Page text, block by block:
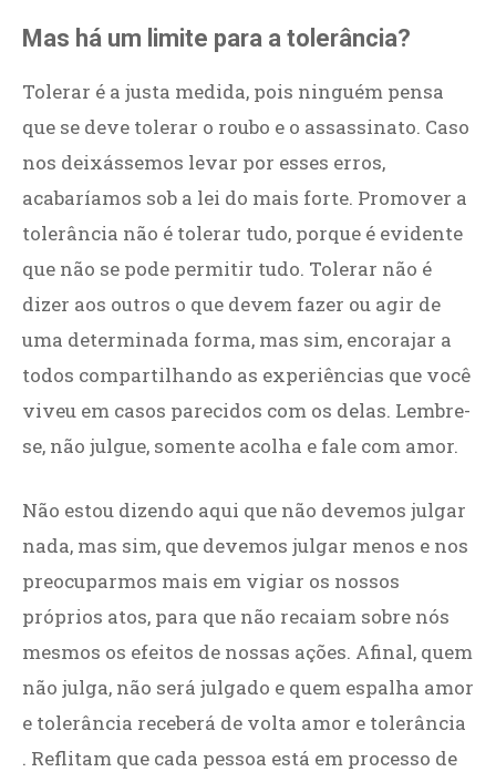
Mas há um limite para a tolerância?
Tolerar é a justa medida, pois ninguém pensa
que se deve tolerar o roubo e o assassinato. Caso
nos deixássemos levar por esses erros,
acabaríamos sob a lei do mais forte. Promover a
tolerância não é tolerar tudo, porque é evidente
que não se pode permitir tudo. Tolerar não é
dizer aos outros o que devem fazer ou agir de
uma determinada forma, mas sim, encorajar a
todos compartilhando as experiências que você
viveu em casos parecidos com os delas. Lembre-
se, não julgue, somente acolha e fale com amor.
Não estou dizendo aqui que não devemos julgar
nada, mas sim, que devemos julgar menos e nos
preocuparmos mais em vigiar os nossos
próprios atos, para que não recaiam sobre nós
mesmos os efeitos de nossas ações. Afinal, quem
não julga, não será julgado e quem espalha amor
e tolerância receberá de volta amor e tolerância
. Reflitam que cada pessoa está em processo de